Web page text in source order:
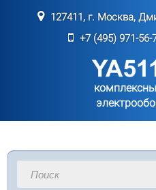
127411, г. Москва,
+7 (495) 971-